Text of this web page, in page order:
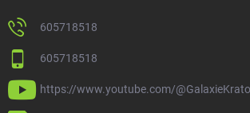
605718518
605718518
https://www.youtube.com/